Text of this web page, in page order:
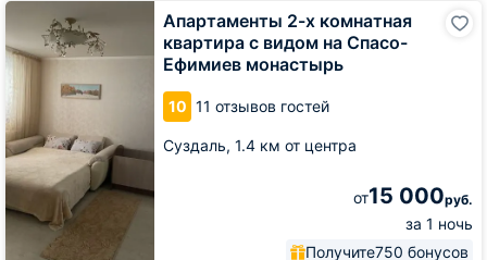
Апартаменты 2-х комнатная
квартира с видом на Спасо-
Ефимиев монастырь
10 11 отзывов гостей
Суздаль, 1.4 км от центра
от15 000руб.
за 1 ночь
Получите750 бонусов
Апартаменты
2-
х
комнатная
квартира
с
видом
на
Спасо-
Ефимиев
монастырь